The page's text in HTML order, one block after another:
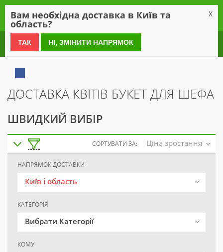
0 800 21 54 55
ДОСТАВКА КВІТІВ БУКЕТ ДЛЯ ШЕФА
ШВИДКИЙ ВИБІР
СОРТУВАТИ ЗА: Ціна зростання
НАПРЯМОК ДОСТАВКИ
Київ і область
КАТЕГОРІЯ
Вибрати Категорії
КОМУ
Вам необхідна доставка в Київ та
область?
X
ТАК НІ, ЗМІНИТИ НАПРЯМОК